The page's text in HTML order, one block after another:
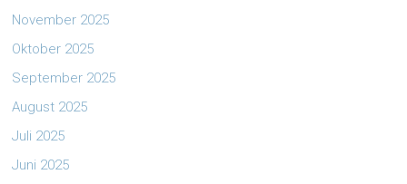
November 2025
Oktober 2025
September 2025
August 2025
Juli 2025
Juni 2025